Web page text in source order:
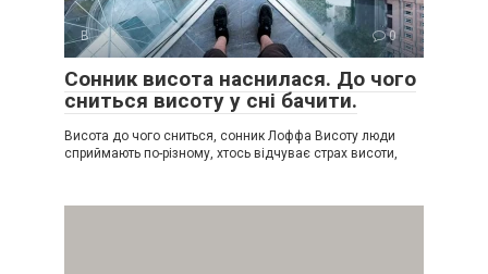
В 0
Сонник висота наснилася. До чого
сниться висоту у сні бачити.
Висота до чого сниться, сонник Лоффа Висоту люди
сприймають по-різному, хтось відчуває страх висоти,